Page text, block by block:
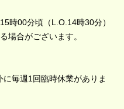
時00分頃（L.O.14時30分）
場合がございます。
毎週1回臨時休業がありま